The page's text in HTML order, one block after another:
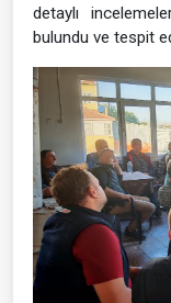
detaylı
bulundu ve tespit